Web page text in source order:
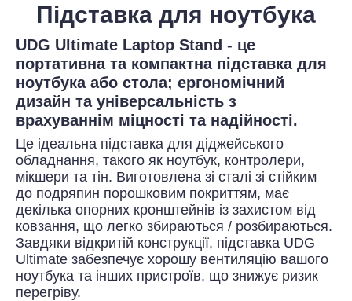
Підставка для ноутбука
UDG Ultimate Laptop Stand - це
портативна та компактна підставка для
ноутбука або стола; ергономічний
дизайн та універсальність з
врахуваннім міцності та надійності.
Це ідеальна підставка для діджейського
обладнання, такого як ноутбук, контролери,
мікшери та тін. Виготовлена зі сталі зі стійким
до подряпин порошковим покриттям, має
декілька опорних кронштейнів із захистом від
ковзання, що легко збираються / розбираються.
Завдяки відкритій конструкції, підставка UDG
Ultimate забезпечує хорошу вентиляцію вашого
ноутбука та інших пристроїв, що знижує ризик
перегріву.